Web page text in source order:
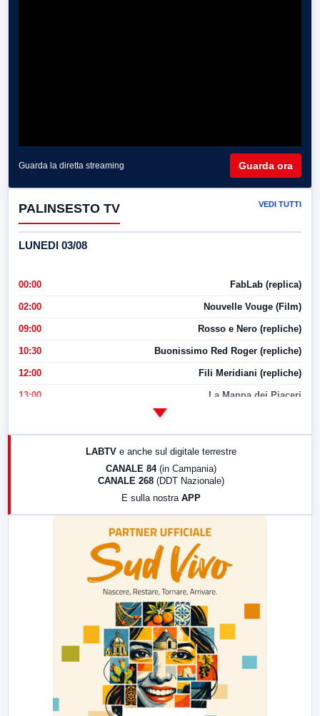
Guarda la diretta streaming Guarda ora
PALINSESTO TV VEDI TUTTI
LUNEDI 03/08
00:00 FabLab (replica)
02:00 Nouvelle Vouge (Film)
09:00 Rosso e Nero (repliche)
10:30 Buonissimo Red Roger (repliche)
12:00 Fili Meridiani (repliche)
13:00 La Mappa dei Piaceri
LABTV e anche sul digitale terrestre
CANALE 84 (in Campania)
CANALE 268 (DDT Nazionale)
E sulla nostra APP